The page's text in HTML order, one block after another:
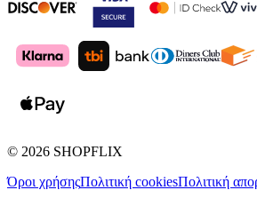
© 2026 SHOPFLIX
Όροι χρήσηςΠολιτική cookiesΠολιτική